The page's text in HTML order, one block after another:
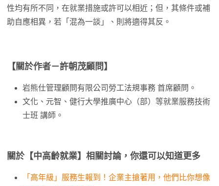
性均有所不同，在就業措施或許可以相近；但，其條件或補
助自應相異，若「混為一談」、則將適得其反。
【關於作者－許朝茂顧問】
岩熊仕管理顧問有限公司勞工法規事務 首席顧問。
文化、元智、健行大學推廣中心（部）等就業服務技術
士班 講師。
關於【中高齡就業】相關討論，你還可以知道更多
「高年級」服務生報到！企業主搶著用，他們比你想像